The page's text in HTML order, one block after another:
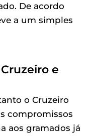
De acordo
a um simples
e
o Cruzeiro
compromissos
aos gramados já